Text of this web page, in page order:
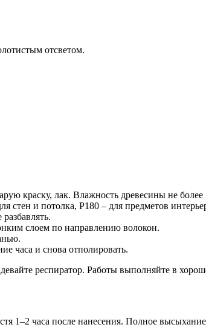
отсветом.
краску, лак. Влажность древесины не более
стен и потолка, Р180 – для предметов
слоем по направлению волокон.
часа и снова отполировать.
респиратор. Работы выполняйте в
1–2 часа после нанесения. Полное высыхание